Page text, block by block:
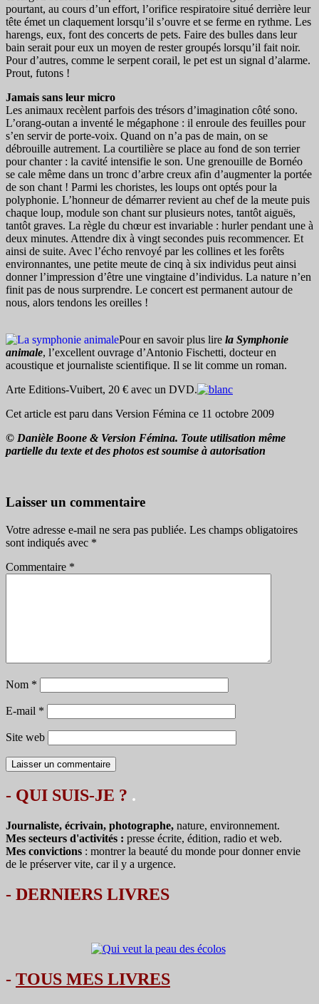
pourtant, au cours d’un effort, l’orifice respiratoire situé derrière leur
tête émet un claquement lorsqu’il s’ouvre et se ferme en rythme. Les
harengs, eux, font des concerts de pets. Faire des bulles dans leur
bain serait pour eux un moyen de rester groupés lorsqu’il fait noir.
Pour d’autres, comme le serpent corail, le pet est un signal d’alarme.
Prout, futons !
Jamais sans leur micro
Les animaux recèlent parfois des trésors d’imagination côté sono.
L’orang-outan a inventé le mégaphone : il enroule des feuilles pour
s’en servir de porte-voix. Quand on n’a pas de main, on se
débrouille autrement. La courtilière se place au fond de son terrier
pour chanter : la cavité intensifie le son. Une grenouille de Bornéo
se cale même dans un tronc d’arbre creux afin d’augmenter la portée
de son chant ! Parmi les choristes, les loups ont optés pour la
polyphonie. L’honneur de démarrer revient au chef de la meute puis
chaque loup, module son chant sur plusieurs notes, tantôt aiguës,
tantôt graves. La règle du chœur est invariable : hurler pendant une à
deux minutes. Attendre dix à vingt secondes puis recommencer. Et
ainsi de suite. Avec l’écho renvoyé par les collines et les forêts
environnantes, une petite meute de cinq à six individus peut ainsi
donner l’impression d’être une vingtaine d’individus. La nature n’en
finit pas de nous surprendre. Le concert est permanent autour de
nous, alors tendons les oreilles !
Pour en savoir plus lire la Symphonie
animale, l’excellent ouvrage d’Antonio Fischetti, docteur en
acoustique et journaliste scientifique. Il se lit comme un roman.
Arte Editions-Vuibert, 20 € avec un DVD.
Cet article est paru dans Version Fémina ce 11 octobre 2009
© Danièle Boone & Version Fémina. Toute utilisation même
partielle du texte et des photos est soumise à autorisation
Laisser un commentaire
Votre adresse e-mail ne sera pas publiée. Les champs obligatoires
sont indiqués avec *
Commentaire *
Nom *
E-mail *
Site web
- QUI SUIS-JE ? .
Journaliste, écrivain, photographe, nature, environnement.
Mes secteurs d'activités : presse écrite, édition, radio et web.
Mes convictions : montrer la beauté du monde pour donner envie
de le préserver vite, car il y a urgence.
- DERNIERS LIVRES
- TOUS MES LIVRES